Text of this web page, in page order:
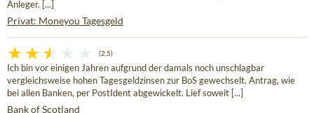
Anleger. [...]
Privat: Moneyou Tagesgeld
(2,5)
Ich bin vor einigen Jahren aufgrund der damals noch unschlagbar
vergleichsweise hohen Tagesgeldzinsen zur BoS gewechselt. Antrag, wie
bei allen Banken, per PostIdent abgewickelt. Lief soweit [...]
Bank of Scotland